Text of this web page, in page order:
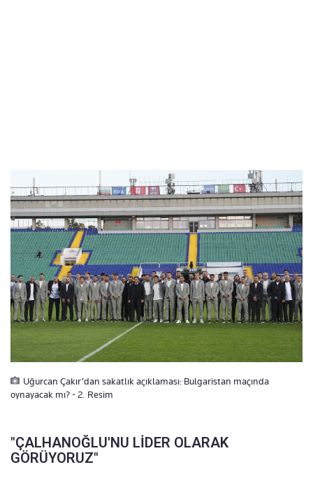
Uğurcan Çakır’dan sakatlık açıklaması: Bulgaristan maçında
oynayacak mı? - 2. Resim
"ÇALHANOĞLU'NU LİDER OLARAK
GÖRÜYORUZ"